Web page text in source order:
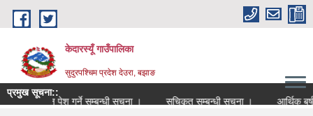
Skip to main content
केदारस्यूँ गाउँपालिका
सुदुरपश्चिम प्रदेश देउरा, बझाङ
प्रमुख सूचना::
निवेदन पेश गर्ने सम्बन्धी सूचना ।
सूचिकृत सम्बन्धी सूचना । आर्थिक बर्ष